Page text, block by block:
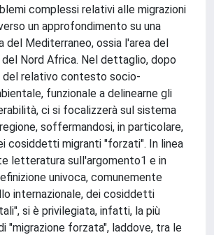
complessi relativi alle migrazioni
un approfondimento su una
del Mediterraneo, ossia l'area del
Nord Africa. Nel dettaglio, dopo
del relativo contesto socio-
funzionale a delinearne gli
ci si focalizzerà sul sistema
soffermandosi, in particolare,
cosiddetti migranti "forzati". In linea
letteratura sull'argomento1 e in
univoca, comunemente
internazionale, dei cosiddetti
si è privilegiata, infatti, la più
"migrazione forzata", laddove, tra le